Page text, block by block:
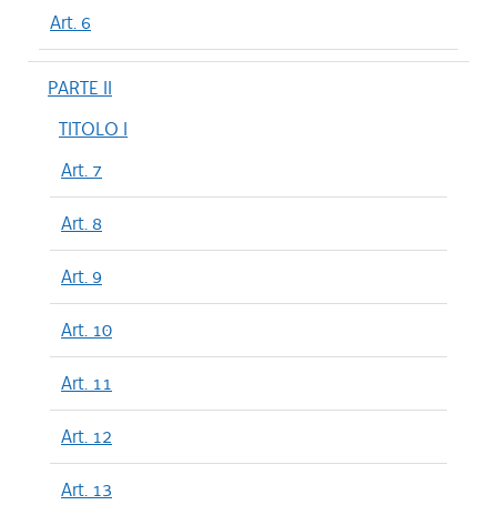
Art. 6
PARTE II
TITOLO I
Art. 7
Art. 8
Art. 9
Art. 10
Art. 11
Art. 12
Art. 13